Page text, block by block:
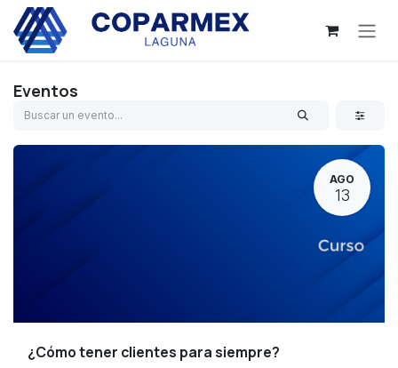
Ir al contenido
Eventos
AGO
13
¿Cómo tener clientes para siempre?